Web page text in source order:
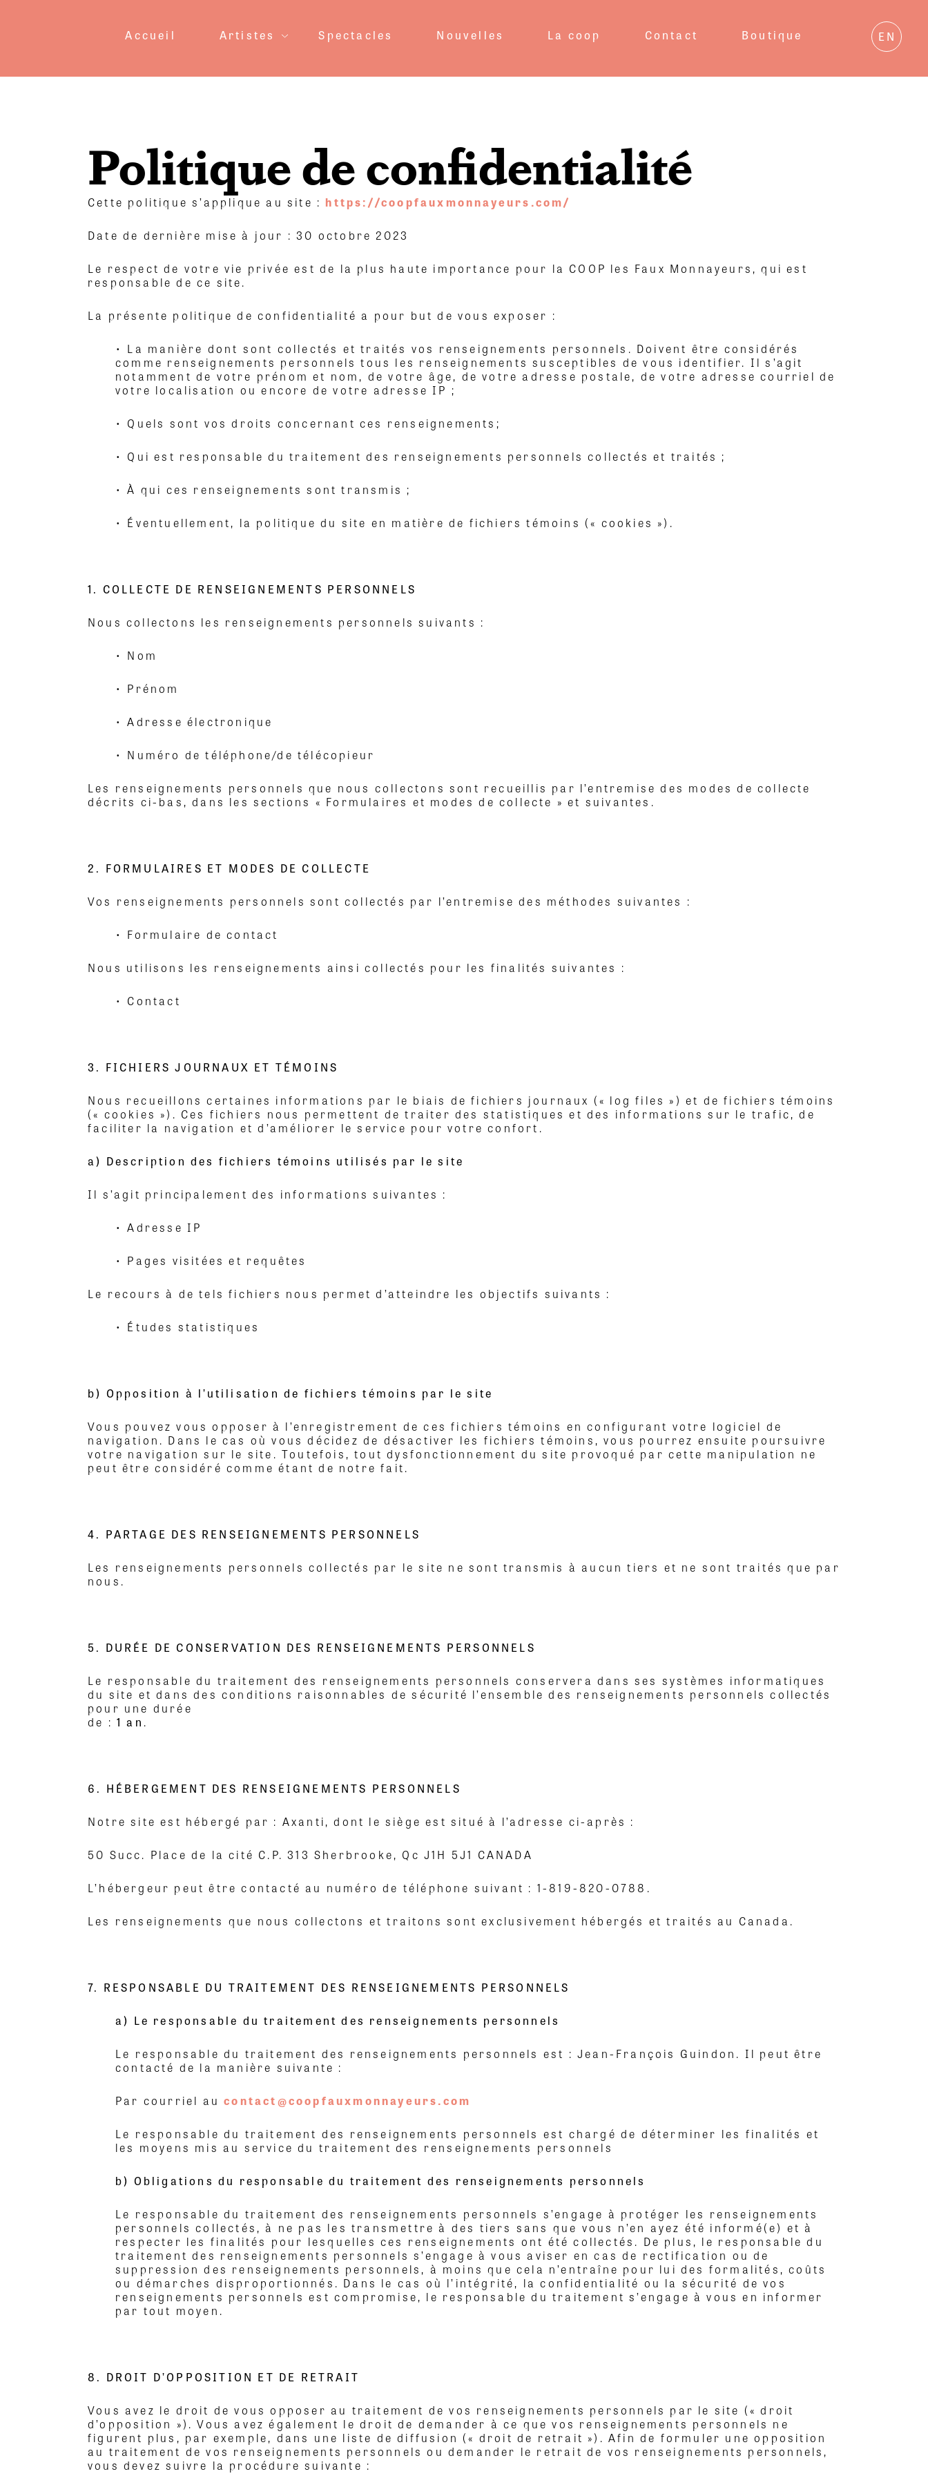
Accueil Artistes Spectacles Nouvelles La coop Contact Boutique EN
Politique de confidentialité
Cette politique s’applique au site : https://coopfauxmonnayeurs.com/
Date de dernière mise à jour : 30 octobre 2023
Le respect de votre vie privée est de la plus haute importance pour la COOP les Faux Monnayeurs, qui est
responsable de ce site.
La présente politique de confidentialité a pour but de vous exposer :
• La manière dont sont collectés et traités vos renseignements personnels. Doivent être considérés
comme renseignements personnels tous les renseignements susceptibles de vous identifier. Il s’agit
notamment de votre prénom et nom, de votre âge, de votre adresse postale, de votre adresse courriel de
votre localisation ou encore de votre adresse IP ;
• Quels sont vos droits concernant ces renseignements;
• Qui est responsable du traitement des renseignements personnels collectés et traités ;
• À qui ces renseignements sont transmis ;
• Éventuellement, la politique du site en matière de fichiers témoins (« cookies »).
1. COLLECTE DE RENSEIGNEMENTS PERSONNELS
Nous collectons les renseignements personnels suivants :
• Nom
• Prénom
• Adresse électronique
• Numéro de téléphone/de télécopieur
Les renseignements personnels que nous collectons sont recueillis par l’entremise des modes de collecte
décrits ci-bas, dans les sections « Formulaires et modes de collecte » et suivantes.
2. FORMULAIRES ET MODES DE COLLECTE
Vos renseignements personnels sont collectés par l’entremise des méthodes suivantes :
• Formulaire de contact
Nous utilisons les renseignements ainsi collectés pour les finalités suivantes :
• Contact
3. FICHIERS JOURNAUX ET TÉMOINS
Nous recueillons certaines informations par le biais de fichiers journaux (« log files ») et de fichiers témoins
(« cookies »). Ces fichiers nous permettent de traiter des statistiques et des informations sur le trafic, de
faciliter la navigation et d’améliorer le service pour votre confort.
a) Description des fichiers témoins utilisés par le site
Il s’agit principalement des informations suivantes :
• Adresse IP
• Pages visitées et requêtes
Le recours à de tels fichiers nous permet d’atteindre les objectifs suivants :
• Études statistiques
b) Opposition à l’utilisation de fichiers témoins par le site
Vous pouvez vous opposer à l’enregistrement de ces fichiers témoins en configurant votre logiciel de
navigation. Dans le cas où vous décidez de désactiver les fichiers témoins, vous pourrez ensuite poursuivre
votre navigation sur le site. Toutefois, tout dysfonctionnement du site provoqué par cette manipulation ne
peut être considéré comme étant de notre fait.
4. PARTAGE DES RENSEIGNEMENTS PERSONNELS
Les renseignements personnels collectés par le site ne sont transmis à aucun tiers et ne sont traités que par
nous.
5. DURÉE DE CONSERVATION DES RENSEIGNEMENTS PERSONNELS
Le responsable du traitement des renseignements personnels conservera dans ses systèmes informatiques
du site et dans des conditions raisonnables de sécurité l’ensemble des renseignements personnels collectés
pour une durée
de : 1 an .
6. HÉBERGEMENT DES RENSEIGNEMENTS PERSONNELS
Notre site est hébergé par : Axanti, dont le siège est situé à l’adresse ci-après :
50 Succ. Place de la cité C.P. 313 Sherbrooke, Qc J1H 5J1 CANADA
L’hébergeur peut être contacté au numéro de téléphone suivant : 1-819-820-0788.
Les renseignements que nous collectons et traitons sont exclusivement hébergés et traités au Canada.
7. RESPONSABLE DU TRAITEMENT DES RENSEIGNEMENTS PERSONNELS
a) Le responsable du traitement des renseignements personnels
Le responsable du traitement des renseignements personnels est : Jean-François Guindon. Il peut être
contacté de la manière suivante :
Par courriel aucontact@coopfauxmonnayeurs.com
Le responsable du traitement des renseignements personnels est chargé de déterminer les finalités et
les moyens mis au service du traitement des renseignements personnels
b) Obligations du responsable du traitement des renseignements personnels
Le responsable du traitement des renseignements personnels s’engage à protéger les renseignements
personnels collectés, à ne pas les transmettre à des tiers sans que vous n’en ayez été informé(e) et à
respecter les finalités pour lesquelles ces renseignements ont été collectés. De plus, le responsable du
traitement des renseignements personnels s’engage à vous aviser en cas de rectification ou de
suppression des renseignements personnels, à moins que cela n’entraîne pour lui des formalités, coûts
ou démarches disproportionnés. Dans le cas où l’intégrité, la confidentialité ou la sécurité de vos
renseignements personnels est compromise, le responsable du traitement s’engage à vous en informer
par tout moyen.
8. DROIT D’OPPOSITION ET DE RETRAIT
Vous avez le droit de vous opposer au traitement de vos renseignements personnels par le site (« droit
d’opposition »). Vous avez également le droit de demander à ce que vos renseignements personnels ne
figurent plus, par exemple, dans une liste de diffusion (« droit de retrait »). Afin de formuler une opposition
au traitement de vos renseignements personnels ou demander le retrait de vos renseignements personnels,
vous devez suivre la procédure suivante :